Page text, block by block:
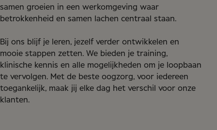
samen groeien in een werkomgeving waar
betrokkenheid en samen lachen centraal staan.
Bij ons blijf je leren, jezelf verder ontwikkelen en
mooie stappen zetten. We bieden je training,
klinische kennis en alle mogelijkheden om je loopbaan
te vervolgen. Met de beste oogzorg, voor iedereen
toegankelijk, maak jij elke dag het verschil voor onze
klanten.